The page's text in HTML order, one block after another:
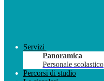
Servizi
Panoramica
Personale scolastico
Percorsi di studio